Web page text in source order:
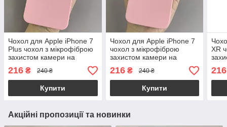
Чохол для Apple iPhone 7
Plus чохол з мікрофіброю
захистом камери на
телефон айфон 7 плюс
рожевий s1q
216 ₴ 240 ₴
Купити
Чохол для Apple iPhone 7
чохол з мікрофіброю
захистом камери на
телефон айфон 7
рожевий s1q
216₴ 240 ₴
Купити
XR
216
Акційні пропозиції та новинки